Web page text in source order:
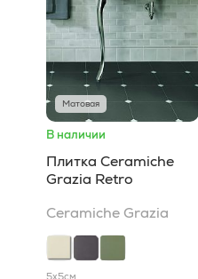
Матовая
В наличии
Плитка Ceramiche
Grazia Retro
Ceramiche Grazia
5x5см